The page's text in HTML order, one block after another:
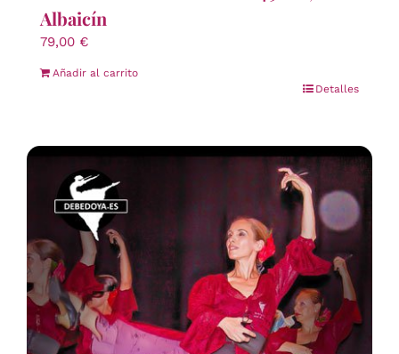
Albaicín
79,00 €
Añadir al carrito
Detalles